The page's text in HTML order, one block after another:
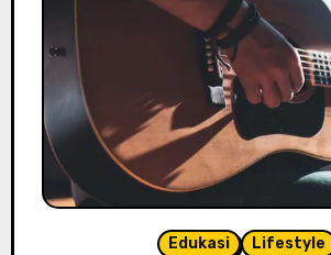
Edukasi Lifestyle